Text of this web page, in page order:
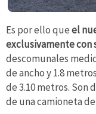
Es por ello queel
exclusivamente con
descomunales
de ancho y 1.8
de 3.10 metros. Son
de una camioneta